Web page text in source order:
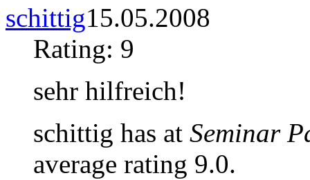
schittig15.05.2008
Rating: 9
sehr hilfreich!
schittig has at Seminar
average rating 9.0.